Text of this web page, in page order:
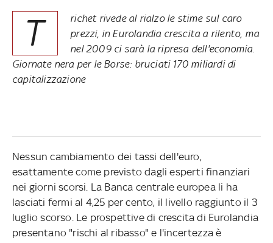
T
richet rivede al rialzo le stime sul caro
prezzi, in Eurolandia crescita a rilento, ma
nel 2009 ci sarà la ripresa dell'economia.
Giornate nera per le Borse: bruciati 170 miliardi di
capitalizzazione
Nessun cambiamento dei tassi dell'euro,
esattamente come previsto dagli esperti finanziari
nei giorni scorsi. La Banca centrale europea li ha
lasciati fermi al 4,25 per cento, il livello raggiunto il 3
luglio scorso. Le prospettive di crescita di Eurolandia
presentano "rischi al ribasso" e l'incertezza è